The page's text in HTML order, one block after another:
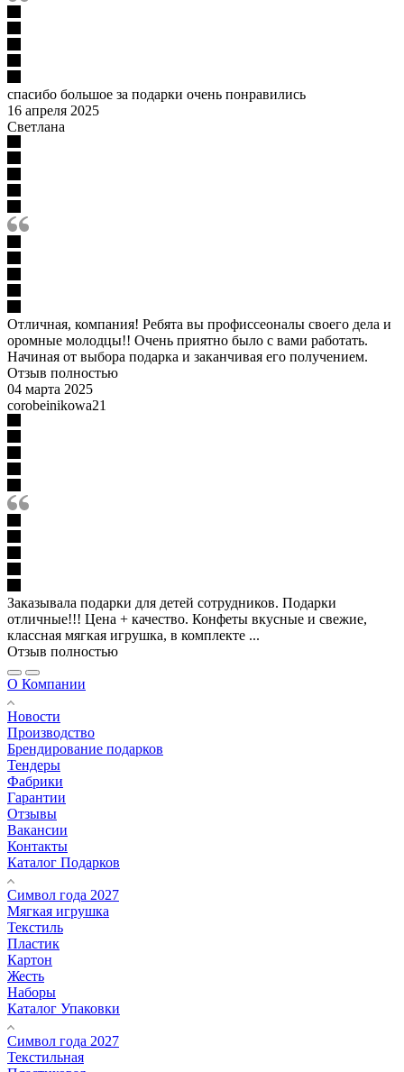
спасибо большое за подарки очень понравились
16 апреля 2025
Светлана
Отличная, компания! Ребята вы профиссеоналы своего дела и
оромные молодцы!! Очень приятно было с вами работать.
Начиная от выбора подарка и заканчивая его получением.
Отзыв полностью
04 марта 2025
corobeinikowa21
Заказывала подарки для детей сотрудников. Подарки
отличные!!! Цена + качество. Конфеты вкусные и свежие,
классная мягкая игрушка, в комплекте ...
Отзыв полностью
О Компании
Новости
Производство
Брендирование подарков
Тендеры
Фабрики
Гарантии
Отзывы
Вакансии
Контакты
Каталог Подарков
Символ года 2027
Мягкая игрушка
Текстиль
Пластик
Картон
Жесть
Наборы
Каталог Упаковки
Символ года 2027
Текстильная